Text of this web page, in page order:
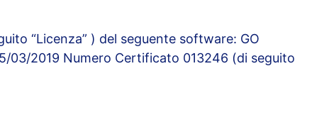
“Licenza” ) del seguente software: GO
03/2019 Numero Certificato 013246 (di seguito